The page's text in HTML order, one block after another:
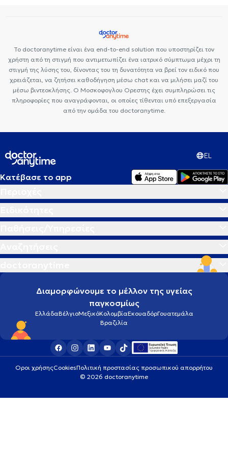
Το doctoranytime είναι ένα end-to-end solution που υποστηρίζει τον
χρήστη από τη στιγμή που αντιμετωπίζει ένα ιατρικό σύμπτωμα μέχρι τη
στιγμή της λύσης του, δίνοντας του τη δυνατότητα να βρεί τον ειδικό που
χρειάζεται, να ζητήσει καθοδήγηση μέσω chat και να μιλήσει μαζί του
μέσω βιντεοκλήσης. Ο Μοσκοφογλου Ορεστης έχει συμπληρώσει τις
πληροφορίες που αναγράφονται, οι οποίες τίθενται υπό επεξεργασία
από την ομάδα του doctoranytime.
EL
Κατέβασε το app
Διαμορφώνουμε το μέλλον της υγείας
παγκοσμίως
ΕλλάδαΒέλγιοΜεξικόΚολομβίαΕκουαδόρΓουατεμάλα
Βραζιλία
Οροι χρήσηςCookiesΠολιτική προστασίας προσωπικού απορρήτου
© 2026 doctoranytime